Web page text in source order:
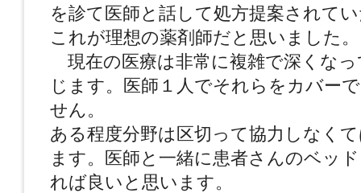
を診て医師と話して処方提案されて
これが理想の薬剤師だと思いました。
現在の医療は非常に複雑で深くな
じます。医師１人でそれらをカバー
せん。
ある程度分野は区切って協力しなく
ます。医師と一緒に患者さんのベッ
れば良いと思います。